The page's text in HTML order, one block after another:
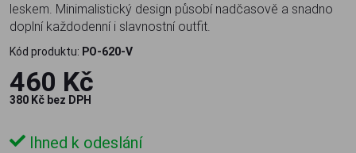
leskem. Minimalistický design působí nadčasově a snadno
doplní každodenní i slavnostní outfit.
Kód produktu: PO-620-V
460 Kč
380 Kč bez DPH
Ihned k odeslání